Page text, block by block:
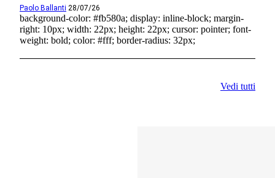
Paolo Ballanti 28/07/26
background-color: #fb580a; display: inline-block; margin-
right: 10px; width: 22px; height: 22px; cursor: pointer; font-
weight: bold; color: #fff; border-radius: 32px;
Vedi tutti